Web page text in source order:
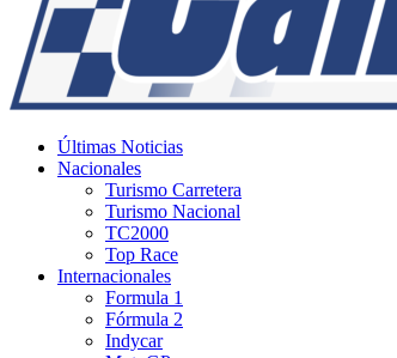
Últimas Noticias
Nacionales
Turismo Carretera
Turismo Nacional
TC2000
Top Race
Internacionales
Formula 1
Fórmula 2
Indycar